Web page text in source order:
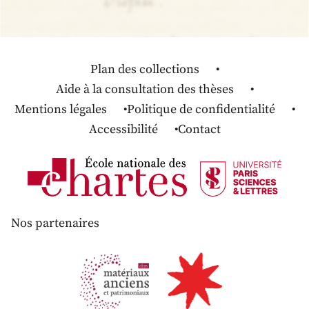
Plan des collections
Aide à la consultation des thèses
Mentions légales
Politique de confidentialité
Accessibilité
Contact
Nos partenaires